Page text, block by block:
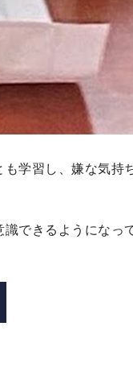
学習し、嫌な気持
識できるようにな